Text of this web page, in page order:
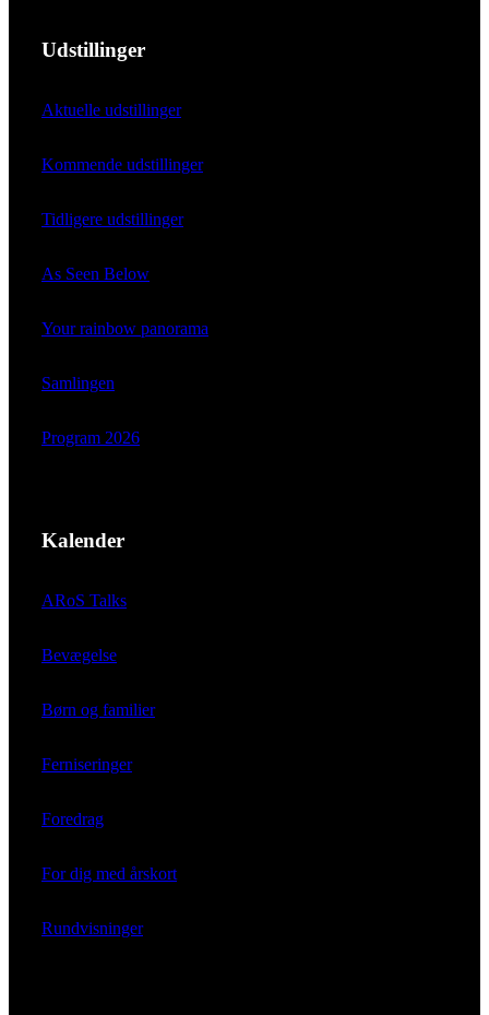
Udstillinger
Aktuelle udstillinger
Kommende udstillinger
Tidligere udstillinger
As Seen Below
Your rainbow panorama
Samlingen
Program 2026
Kalender
ARoS Talks
Bevægelse
Børn og familier
Ferniseringer
Foredrag
For dig med årskort
Rundvisninger